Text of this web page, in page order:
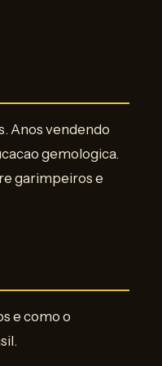
Anos vendendo
gemologica.
garimpeiros e
e como o